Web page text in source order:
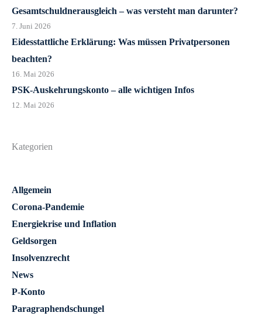
Gesamtschuldnerausgleich – was versteht man darunter?
7. Juni 2026
Eidesstattliche Erklärung: Was müssen Privatpersonen
beachten?
16. Mai 2026
PSK-Auskehrungskonto – alle wichtigen Infos
12. Mai 2026
Kategorien
Allgemein
Corona-Pandemie
Energiekrise und Inflation
Geldsorgen
Insolvenzrecht
News
P-Konto
Paragraphendschungel